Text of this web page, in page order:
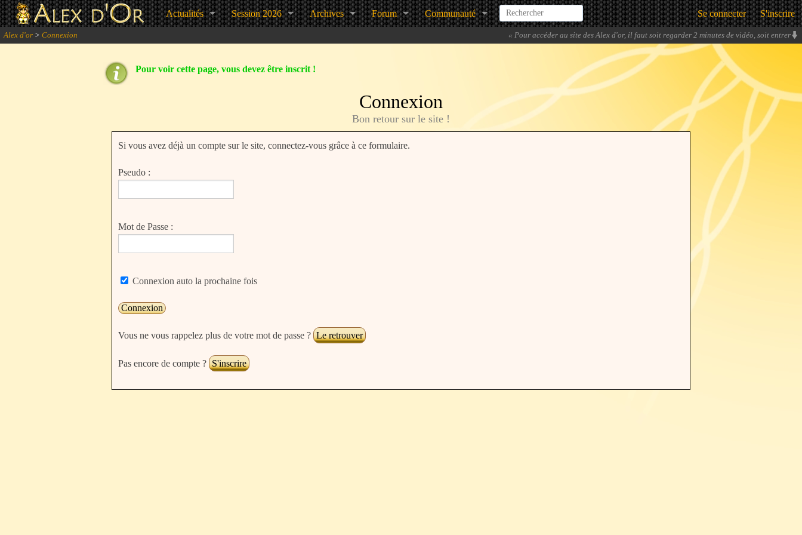
Actualités Session 2026 Archives Forum Communauté Se connecter S'inscrire
Alex d'or > Connexion « Pour accéder au site des Alex d'or, il faut soit regarder 2 minutes de vidéo, soit entrer
sa carte bleue. On va se faire tellement de thunes !» -Administrateurs sekrés
Pour voir cette page, vous devez être inscrit !
Connexion
Bon retour sur le site !
Si vous avez déjà un compte sur le site, connectez-vous grâce à ce formulaire.
Pseudo :
Mot de Passe :
Connexion auto la prochaine fois
Vous ne vous rappelez plus de votre mot de passe ? Le retrouver
Pas encore de compte ? S'inscrire